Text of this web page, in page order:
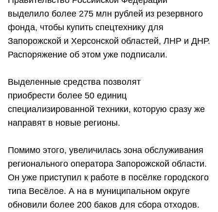
выделило более 275 млн рублей из резервного
фонда, чтобы купить спецтехнику для
Запорожской и Херсонской областей, ЛНР и ДНР.
Распоряжение об этом уже подписали.
Выделенные средства позволят
приобрести более 50 единиц
специализированной техники, которую сразу же
направят в новые регионы.
Помимо этого, увеличилась зона обслуживания
регионального оператора Запорожской области.
Он уже приступил к работе в посёлке городского
типа Весёлое. А на в муниципальном округе
обновили более 200 баков для сбора отходов.